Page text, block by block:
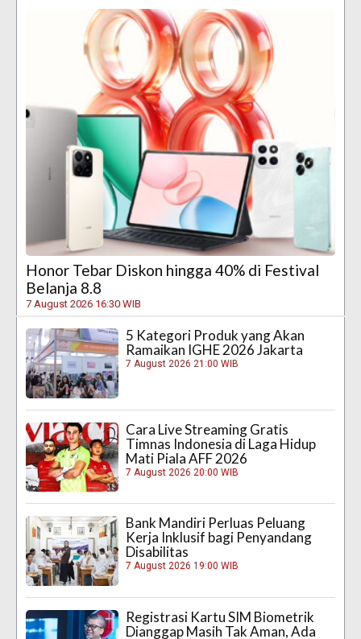
Honor Tebar Diskon hingga 40% di Festival
Belanja 8.8
7 August 2026 16:30 WIB
5 Kategori Produk yang Akan
Ramaikan IGHE 2026 Jakarta
7 August 2026 21:00 WIB
Cara Live Streaming Gratis
Timnas Indonesia di Laga Hidup
Mati Piala AFF 2026
7 August 2026 20:00 WIB
Bank Mandiri Perluas Peluang
Kerja Inklusif bagi Penyandang
Disabilitas
7 August 2026 19:00 WIB
Registrasi Kartu SIM Biometrik
Dianggap Masih Tak Aman, Ada